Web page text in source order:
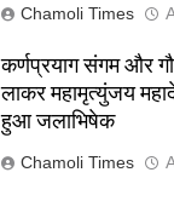
Chamoli Times
कर्णप्रयाग संगम और
लाकर महामृत्युंजय
हुआ जलाभिषेक
Chamoli Times